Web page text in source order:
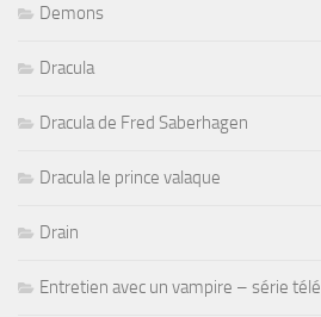
Demons
Dracula
Dracula de Fred Saberhagen
Dracula le prince valaque
Drain
Entretien avec un vampire – série télé